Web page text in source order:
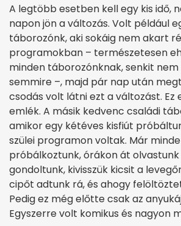
A legtöbb esetben kell egy kis idő,
napon jön a változás. Volt például
táborozónk, aki sokáig nem akart
programokban – természetesen
minden táborozónknak, senkit
semmire –, majd pár nap után
csodás volt látni ezt a változást. Ez
emlék. A másik kedvenc családi
amikor egy kétéves kisfiút
szülei programon voltak. Már
próbálkoztunk, órákon át
gondoltunk, kivisszük kicsit a
cipőt adtunk rá, és ahogy
Pedig ez még előtte csak az
Egyszerre volt komikus és nagyon